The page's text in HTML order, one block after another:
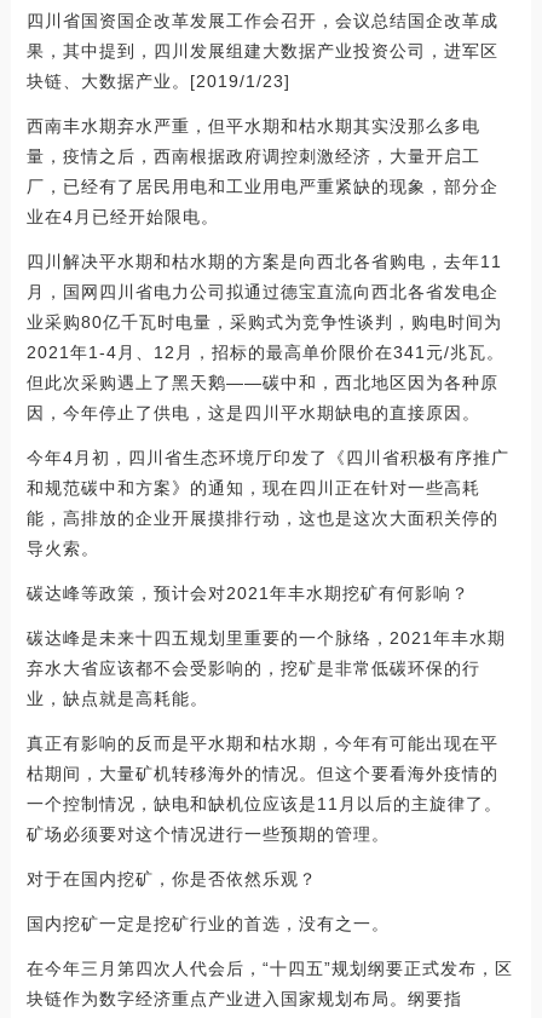
四川省国资国企改革发展工作会召开，会议总结国企改革成
果，其中提到，四川发展组建大数据产业投资公司，进军区
块链、大数据产业。[2019/1/23]
西南丰水期弃水严重，但平水期和枯水期其实没那么多电
量，疫情之后，西南根据政府调控刺激经济，大量开启工
厂，已经有了居民用电和工业用电严重紧缺的现象，部分企
业在4月已经开始限电。
四川解决平水期和枯水期的方案是向西北各省购电，去年11
月，国网四川省电力公司拟通过德宝直流向西北各省发电企
业采购80亿千瓦时电量，采购式为竞争性谈判，购电时间为
2021年1-4月、12月，招标的最高单价限价在341元/兆瓦。
但此次采购遇上了黑天鹅——碳中和，西北地区因为各种原
因，今年停止了供电，这是四川平水期缺电的直接原因。
今年4月初，四川省生态环境厅印发了《四川省积极有序推广
和规范碳中和方案》的通知，现在四川正在针对一些高耗
能，高排放的企业开展摸排行动，这也是这次大面积关停的
导火索。
碳达峰等政策，预计会对2021年丰水期挖矿有何影响？
碳达峰是未来十四五规划里重要的一个脉络，2021年丰水期
弃水大省应该都不会受影响的，挖矿是非常低碳环保的行
业，缺点就是高耗能。
真正有影响的反而是平水期和枯水期，今年有可能出现在平
枯期间，大量矿机转移海外的情况。但这个要看海外疫情的
一个控制情况，缺电和缺机位应该是11月以后的主旋律了。
矿场必须要对这个情况进行一些预期的管理。
对于在国内挖矿，你是否依然乐观？
国内挖矿一定是挖矿行业的首选，没有之一。
在今年三月第四次人代会后，“十四五”规划纲要正式发布，区
块链作为数字经济重点产业进入国家规划布局。纲要指